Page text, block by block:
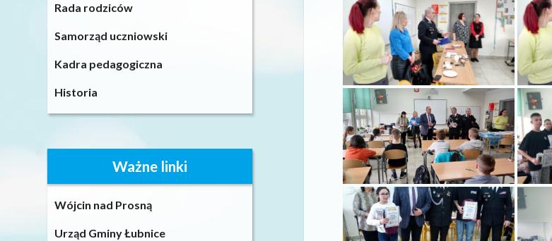
Rada rodziców
Samorząd uczniowski
Kadra pedagogiczna
Historia
Ważne linki
Wójcin nad Prosną
Urząd Gminy Łubnice